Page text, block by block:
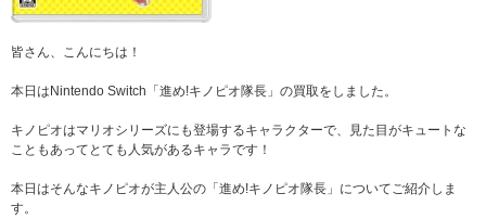
皆さん、こんにちは！
本日はNintendo Switch「進め!キノピオ隊長」の買取をしました。
キノピオはマリオシリーズにも登場するキャラクターで、見た目がキュートな
こともあってとても人気があるキャラです！
本日はそんなキノピオが主人公の「進め!キノピオ隊長」についてご紹介しま
す。